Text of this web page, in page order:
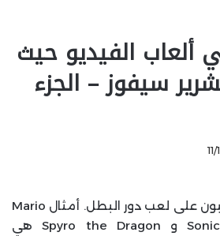
ألعاب الفيديو حيث
سيفوز – الجزء
بشكل عام، يعتاد اللاعبون على لعب دور البطل. أمثال Mario
و Sonic the Hedgehog و Spyro the Dragon هي